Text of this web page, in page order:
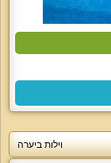
וילות ביערה